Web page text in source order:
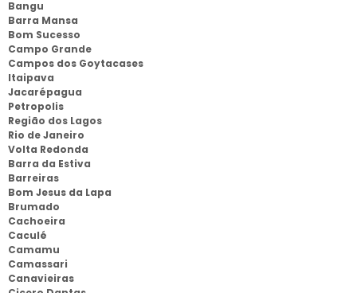
Bangu
Barra Mansa
Bom Sucesso
Campo Grande
Campos dos Goytacases
Itaipava
Jacarépagua
Petropolis
Região dos Lagos
Rio de Janeiro
Volta Redonda
Barra da Estiva
Barreiras
Bom Jesus da Lapa
Brumado
Cachoeira
Caculé
Camamu
Camassari
Canavieiras